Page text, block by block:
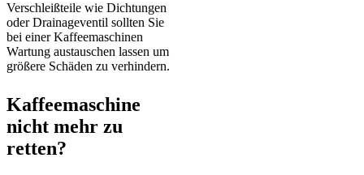
Verschleißteile wie Dichtungen
oder Drainageventil sollten Sie
bei einer Kaffeemaschinen
Wartung austauschen lassen um
größere Schäden zu verhindern.
Kaffeemaschine
nicht mehr zu
retten?